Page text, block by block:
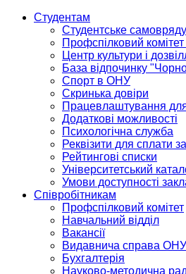
Студентам
Студентське
Профспілковий комітет
Центр культури і
База відпочинку
Спорт в ОНУ
Скринька довіри
Працевлаштування для
Додаткові можливості
Психологічна служба
Реквізити для сплати
Рейтингові списки
Університетський
Умови доступності
Співробітникам
Профспілковий комітет
Навчальний відділ
Вакансії
Видавнича справа ОНУ
Бухгалтерія
Науково-методична